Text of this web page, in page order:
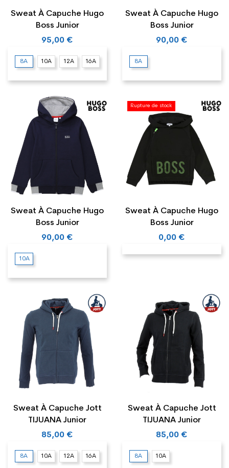
Sweat À Capuche Hugo
Boss Junior
95,00 €
8A 10A 12A 16A
Sweat À Capuche Hugo
Boss Junior
90,00 €
8A
Sweat À Capuche Hugo
Boss Junior
90,00 €
10A
Sweat À Capuche Hugo
Boss Junior
0,00 €
Rupture de stock
Sweat À Capuche Jott
TIJUANA Junior
85,00 €
8A 10A 12A 16A
Sweat À Capuche Jott
TIJUANA Junior
85,00 €
8A 10A